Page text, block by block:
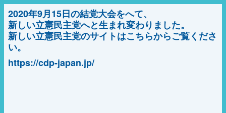
2020年9月15日の結党大会をへて、
新しい立憲民主党へと生まれ変わりました。
新しい立憲民主党のサイトはこちらからご覧くださ
い。
https://cdp-japan.jp/